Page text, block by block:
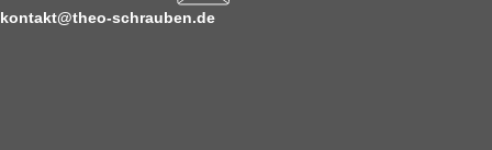
kontakt@theo-schrauben.de